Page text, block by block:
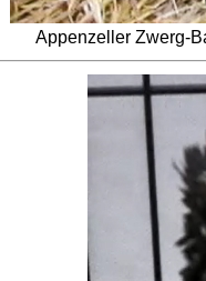
Appenzeller Zwerg-